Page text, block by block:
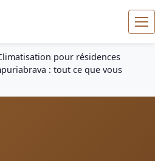
pour résidences
: tout ce que vous